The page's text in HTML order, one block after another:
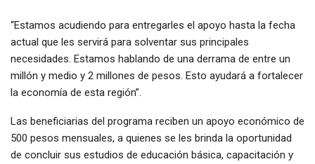
“Estamos acudiendo para entregarles el apoyo hasta la fecha
actual que les servirá para solventar sus principales
necesidades. Estamos hablando de una derrama de entre un
millón y medio y 2 millones de pesos. Esto ayudará a fortalecer
la economía de esta región”.
Las beneficiarias del programa reciben un apoyo económico de
500 pesos mensuales, a quienes se les brinda la oportunidad
de concluir sus estudios de educación básica, capacitación y